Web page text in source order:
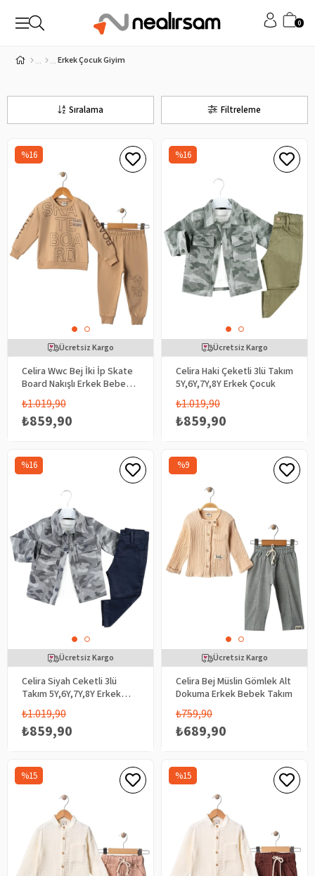
0
Erkek Çocuk Giyim
Filtreleme
Sıralama
Celira Wwc Bej İki İp Skate
Board Nakışlı Erkek Bebek
Takım
₺859,90
₺1.019,90
%16
Ücretsiz Kargo
Celira Haki Çeketli 3lü Takım
5Y,6Y,7Y,8Y Erkek Çocuk
₺859,90
₺1.019,90
%16
Ücretsiz Kargo
Celira Siyah Ceketli 3lü
Takım 5Y,6Y,7Y,8Y Erkek
Çocuk
₺859,90
₺1.019,90
%16
Ücretsiz Kargo
Celira Bej Müslin Gömlek Alt
Dokuma Erkek Bebek Takım
₺689,90
₺759,90
%9
Ücretsiz Kargo
%15 %15